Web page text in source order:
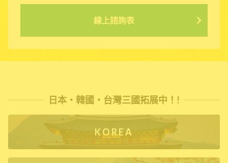
線上諮詢表
日本・韓國・台灣三國拓展中！!
KOREA